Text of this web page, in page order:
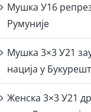
Мушка У16
Румуније
Мушка 3×3 У21
нација у
Женска 3×3 У21